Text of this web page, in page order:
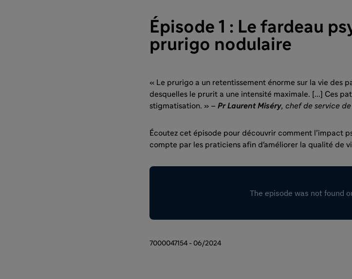
Épisode 1 : Le fardeau
prurigo nodulaire
« Le prurigo a un retentissement énorme sur la vie des
desquelles le prurit a une intensité maximale. [...] Ces
stigmatisation. » – Pr Laurent Miséry, chef de service
Écoutez cet épisode pour découvrir comment l’impact
compte par les praticiens afin d'améliorer la qualité de
7000047154 - 06/2024